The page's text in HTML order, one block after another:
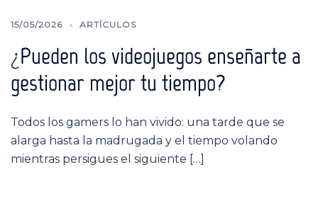
15/05/2026 ARTÍCULOS
¿Pueden los videojuegos enseñarte a
gestionar mejor tu tiempo?
Todos los gamers lo han vivido: una tarde que se
alarga hasta la madrugada y el tiempo volando
mientras persigues el siguiente […]